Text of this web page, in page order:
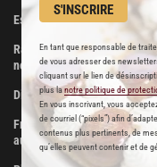
S'INSCRIRE
En tant que responsable de
de vous adresser des
cliquant sur le lien de
plus lanotre politique de
En vous inscrivant, vous
de courriel (“pixels”) afin
contenus plus pertinents, de
qu’elles peuvent contenir et de
Escalopes de foie gras
Ravioli de foie gras aux
noires
Dinde farcie aux fruits secs
Fricassée de volaille de
aux morilles